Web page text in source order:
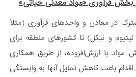
در معادن و واحدهای فرآوری (مثلاً
و نیکل) تا کشورهای منطقه برای
مواد با ارزش‌افزوده، از طریق همکاری
باعث کاهش تمایل آنها به وابستگی